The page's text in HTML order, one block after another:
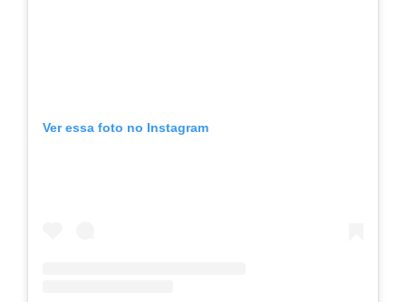
Ver essa foto no Instagram